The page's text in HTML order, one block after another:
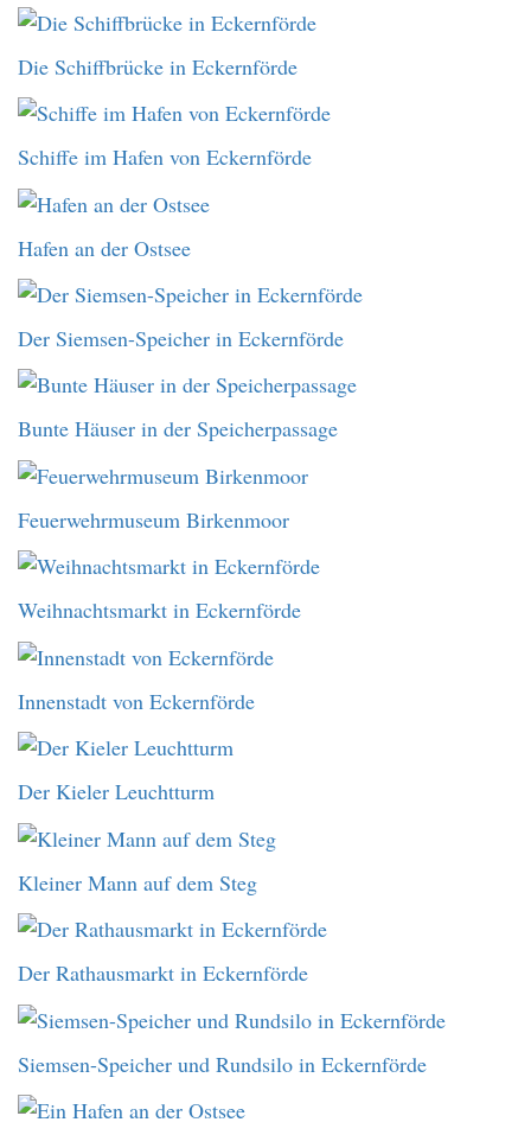
Die Schiffbrücke in Eckernförde
Schiffe im Hafen von Eckernförde
Hafen an der Ostsee
Der Siemsen-Speicher in Eckernförde
Bunte Häuser in der Speicherpassage
Feuerwehrmuseum Birkenmoor
Weihnachtsmarkt in Eckernförde
Innenstadt von Eckernförde
Der Kieler Leuchtturm
Kleiner Mann auf dem Steg
Der Rathausmarkt in Eckernförde
Siemsen-Speicher und Rundsilo in Eckernförde